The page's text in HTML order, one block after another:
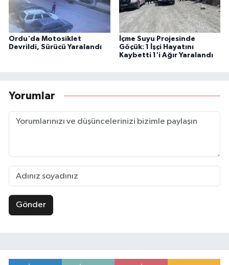
Ordu'da Motosiklet
Devrildi, Sürücü Yaralandı
İçme Suyu Projesinde
Göçük: 1 İşçi Hayatını
Kaybetti 1'i Ağır Yaralandı
Yorumlar
Gönder